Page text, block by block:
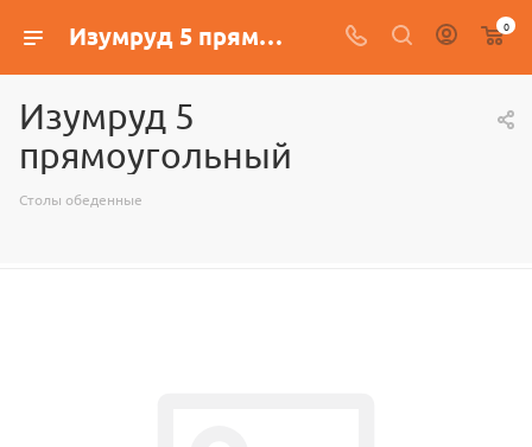
Изумруд 5 прямоугольный 0
Изумруд 5
прямоугольный
Столы обеденные